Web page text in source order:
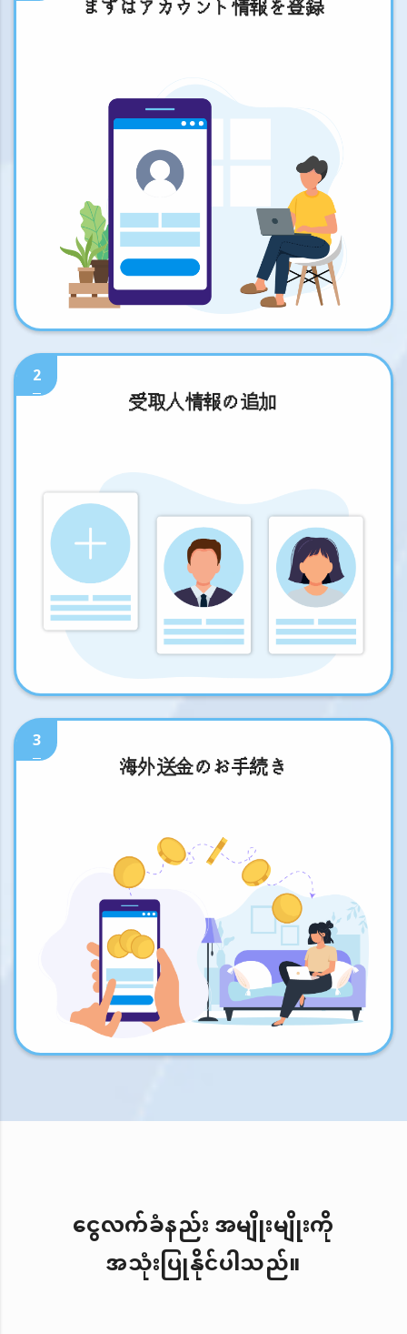
まずはアカウント情報を登録
2
受取人情報の追加
3
海外送金のお手続き
ငွေလက်ခံနည်း အမျိုးမျိုးကို
အသုံးပြုနိုင်ပါသည်။